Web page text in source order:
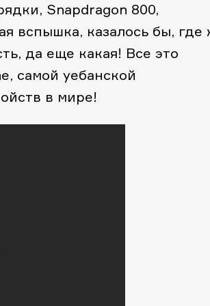
Snapdragon 800,
вспышка, казалось бы, где
да еще какая! Все это
самой уебанской
в мире!